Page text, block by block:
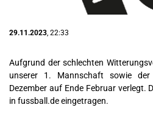
29.11.2023 , 22:33
Aufgrund der schlechten
unserer 1. Mannschaft sowie
Dezember auf Ende Februar verlegt.
in fussball.de eingetragen.